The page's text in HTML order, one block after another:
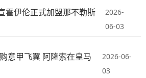
霍伊伦正式加盟那不勒斯
2026-
06-03
意甲飞翼 阿隆索在皇马
2026-06-
03